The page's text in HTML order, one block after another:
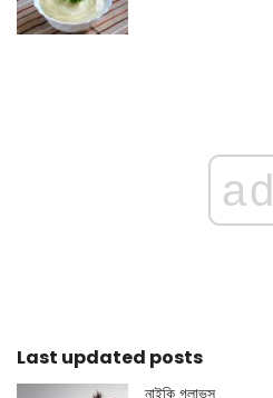
ad
Last updated posts